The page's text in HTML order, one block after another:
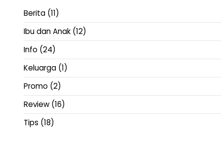
Berita (11)
Ibu dan Anak (12)
Info (24)
Keluarga (1)
Promo (2)
Review (16)
Tips (18)